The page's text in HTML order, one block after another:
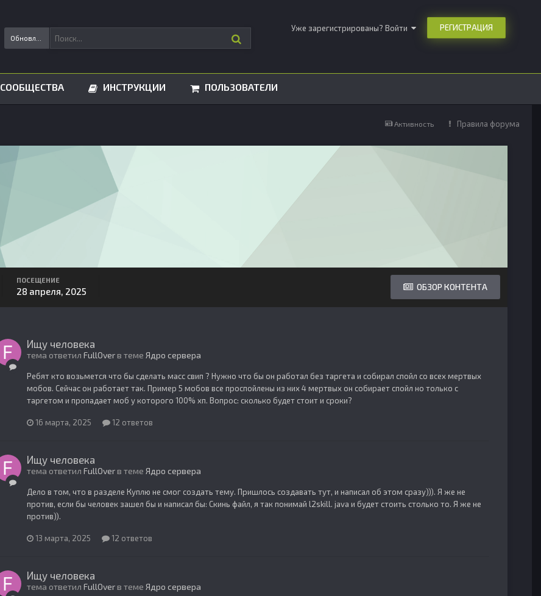
Уже зарегистрированы? Войти РЕГИСТРАЦИЯ
СООБЩЕСТВА ИНСТРУКЦИИ ПОЛЬЗОВАТЕЛИ
Активность Правила форума
ОБЗОР КОНТЕНТА
ПОСЕЩЕНИЕ
28 апреля, 2025
Ищу человека
тема ответил FullOverв теме Ядро сервера
Ребят кто возьмется что бы сделать масс свип ? Нужно что бы он работал без таргета и собирал спойл со всех мертвых
мобов. Сейчас он работает так. Пример 5 мобов все проспойлены из них 4 мертвых он собирает спойл но только с
таргетом и пропадает моб у которого 100% хп. Вопрос: сколько будет стоит и сроки?
16 марта, 2025 12 ответов
Ищу человека
тема ответил FullOverв теме Ядро сервера
Дело в том, что в разделе Куплю не смог создать тему. Пришлось создавать тут, и написал об этом сразу))). Я же не
против, если бы человек зашел бы и написал бы: Скинь файл, я так понимай l2skill. java и будет стоить столько то. Я же не
против)).
13 марта, 2025 12 ответов
Ищу человека
тема ответил FullOverв теме Ядро сервера